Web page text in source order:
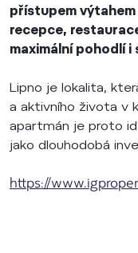
přístupem
recepce,
maximální pohodlí i
Lipno je lokalita,
a aktivního života v
apartmán je proto
jako dlouhodobá
https://